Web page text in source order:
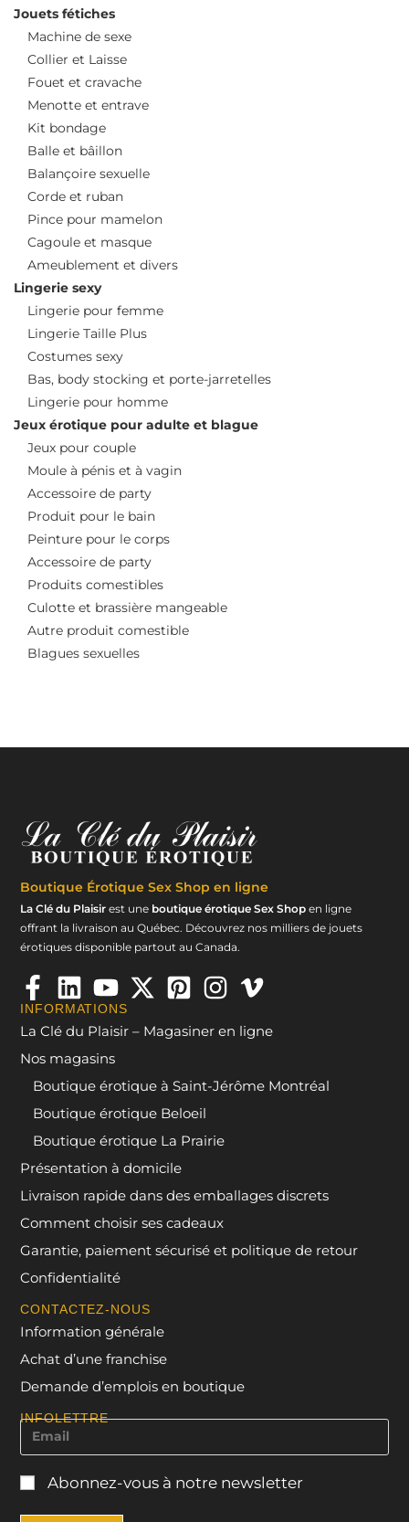
Jouets fétiches
Machine de sexe
Collier et Laisse
Fouet et cravache
Menotte et entrave
Kit bondage
Balle et bâillon
Balançoire sexuelle
Corde et ruban
Pince pour mamelon
Cagoule et masque
Ameublement et divers
Lingerie sexy
Lingerie pour femme
Lingerie Taille Plus
Costumes sexy
Bas, body stocking et porte-jarretelles
Lingerie pour homme
Jeux érotique pour adulte et blague
Jeux pour couple
Moule à pénis et à vagin
Accessoire de party
Produit pour le bain
Peinture pour le corps
Accessoire de party
Produits comestibles
Culotte et brassière mangeable
Autre produit comestible
Blagues sexuelles
Boutique Érotique Sex Shop en ligne
La Clé du Plaisir est une boutique érotique Sex Shop en ligne
offrant la livraison au Québec. Découvrez nos milliers de jouets
érotiques disponible partout au Canada.
INFORMATIONS
La Clé du Plaisir – Magasiner en ligne
Nos magasins
Boutique érotique à Saint-Jérôme Montréal
Boutique érotique Beloeil
Boutique érotique La Prairie
Présentation à domicile
Livraison rapide dans des emballages discrets
Comment choisir ses cadeaux
Garantie, paiement sécurisé et politique de retour
Confidentialité
CONTACTEZ-NOUS
Information générale
Achat d’une franchise
Demande d’emplois en boutique
INFOLETTRE
Abonnez-vous à notre newsletter